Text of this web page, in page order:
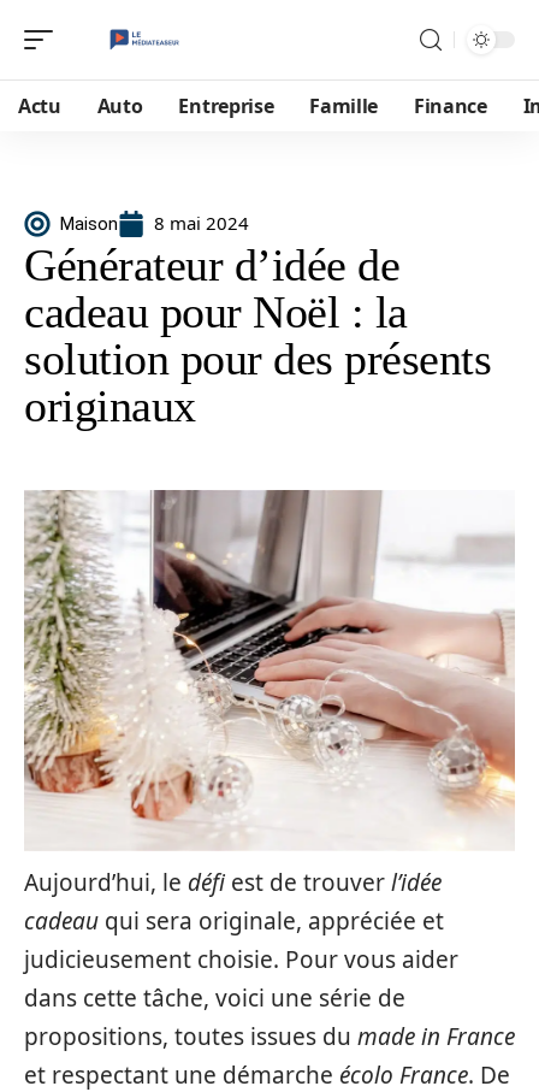
Actu Auto Entreprise Famille Finance
Maison 8 mai 2024
Générateur d’idée de
cadeau pour Noël : la
solution pour des présents
originaux
Aujourd’hui, le défi est de trouverl’idée
cadeau qui sera originale, appréciée et
judicieusement choisie. Pour vous aider
dans cette tâche, voici une série de
propositions, toutes issues du made in France
et respectant une démarche écolo France. De